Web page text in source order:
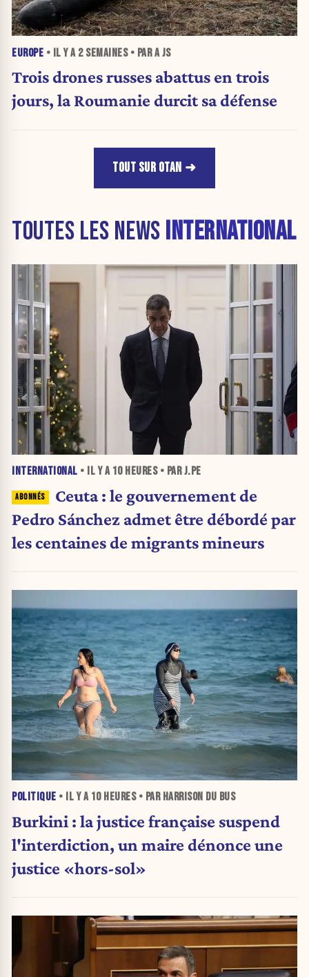
EUROPE • IL Y A 2 SEMAINES• PAR A JS
Trois drones russes abattus en trois
jours, la Roumanie durcit sa défense
TOUT SUR OTAN
TOUTES LES NEWS INTERNATIONAL
INTERNATIONAL • IL Y A 10 HEURES• PAR J.PE
Ceuta : le gouvernement de
Pedro Sánchez admet être débordé par
les centaines de migrants mineurs
POLITIQUE • IL Y A 10 HEURES• PAR HARRISON DU BUS
Burkini : la justice française suspend
l'interdiction, un maire dénonce une
justice «hors-sol»